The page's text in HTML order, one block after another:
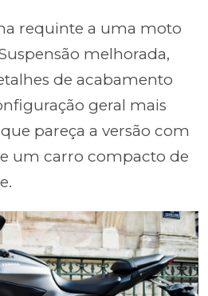
requinte a uma moto
melhorada,
de acabamento
geral mais
pareça a versão com
um carro compacto de